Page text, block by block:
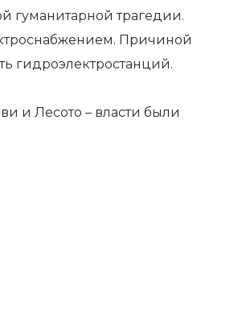
гуманитарной трагедии.
Причиной
гидроэлектростанций.
и Лесото – власти были